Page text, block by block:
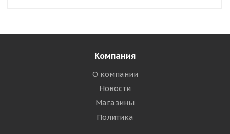
Компания
О компании
Новости
Магазины
Политика